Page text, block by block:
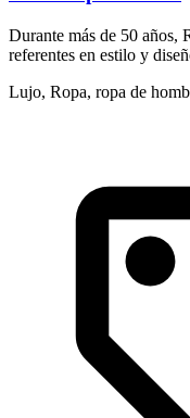
Durante más de 50 años,
referentes en estilo y
Lujo, Ropa, ropa de